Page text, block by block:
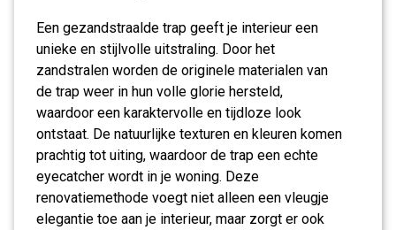
Een gezandstraalde trap geeft je interieur een
unieke en stijlvolle uitstraling. Door het
zandstralen worden de originele materialen van
de trap weer in hun volle glorie hersteld,
waardoor een karaktervolle en tijdloze look
ontstaat. De natuurlijke texturen en kleuren komen
prachtig tot uiting, waardoor de trap een echte
eyecatcher wordt in je woning. Deze
renovatiemethode voegt niet alleen een vleugje
elegantie toe aan je interieur, maar zorgt er ook